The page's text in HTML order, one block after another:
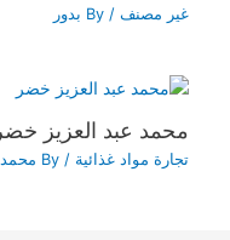
غير مصنف / By بدور
محمد عبد العزيز خضر
تجارة مواد غذائية / By